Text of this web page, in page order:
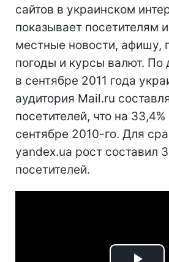
сайтов в украинском
показывает посетителям
местные новости, афишу,
погоды и курсы валют. По
в сентябре 2011 года
аудитория Mail.ru
посетителей, что на
сентябре 2010-го. Для
yandex.ua рост составил
посетителей.